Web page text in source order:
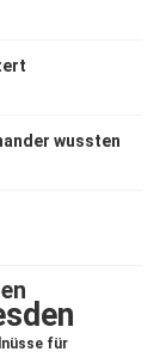
wussten
für